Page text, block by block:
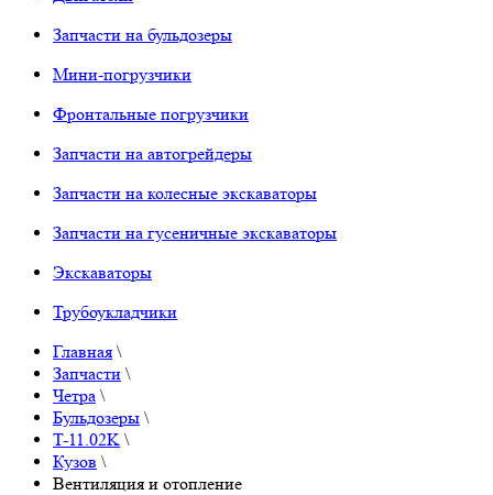
Запчасти на бульдозеры
Мини-погрузчики
Фронтальные погрузчики
Запчасти на автогрейдеры
Запчасти на колесные экскаваторы
Запчасти на гусеничные экскаваторы
Экскаваторы
Трубоукладчики
Главная \
Запчасти \
Четра \
Бульдозеры \
T-11.02K \
Кузов \
Вентиляция и отопление